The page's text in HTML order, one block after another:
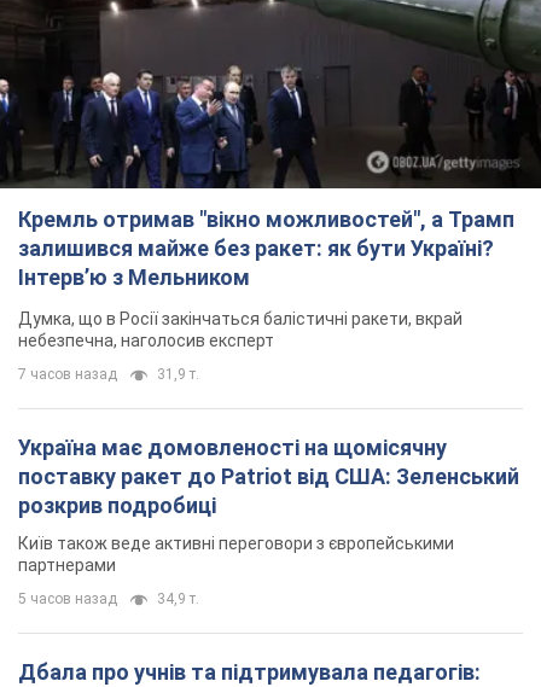
Кремль отримав "вікно можливостей", а Трамп
залишився майже без ракет: як бути Україні?
Інтерв’ю з Мельником
Думка, що в Росії закінчаться балістичні ракети, вкрай
небезпечна, наголосив експерт
7 часов назад 31,9 т.
Україна має домовленості на щомісячну
поставку ракет до Patriot від США: Зеленський
розкрив подробиці
Київ також веде активні переговори з європейськими
партнерами
5 часов назад 34,9 т.
Дбала про учнів та підтримувала педагогів: